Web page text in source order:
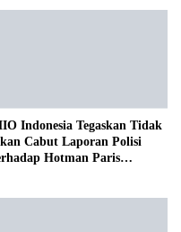
Indonesia Tegaskan Tidak
Cabut Laporan Polisi
Hotman Paris